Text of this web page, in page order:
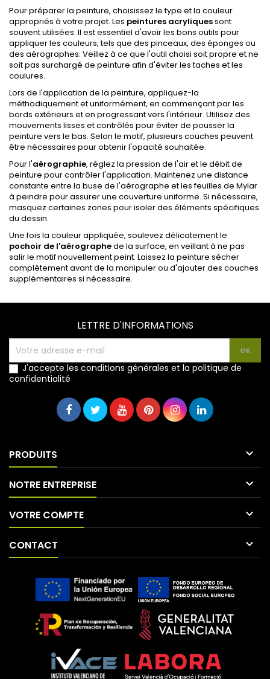
Pour préparer la peinture, choisissez le type et la couleur
appropriés à votre projet. Les peintures acryliquessont
souvent utilisées. Il est essentiel d'avoir les bons outils pour
appliquer les couleurs, tels que des pinceaux, des éponges ou
des aérographes. Veillez à ce que l'outil choisi soit propre et ne
soit pas surchargé de peinture afin d'éviter les taches et les
coulures.
Lors de l'application de la peinture, appliquez-la
méthodiquement et uniformément, en commençant par les
bords extérieurs et en progressant vers l'intérieur. Utilisez des
mouvements lisses et contrôlés pour éviter de pousser la
peinture vers le bas. Selon le motif, plusieurs couches peuvent
être nécessaires pour obtenir l'opacité souhaitée.
Pour l'aérographie, réglez la pression de l'air et le débit de
peinture pour contrôler l'application. Maintenez une distance
constante entre la buse de l'aérographe et les feuilles de Mylar
à peindre pour assurer une couverture uniforme. Si nécessaire,
masquez certaines zones pour isoler des éléments spécifiques
du dessin.
Une fois la couleur appliquée, soulevez délicatement le
pochoir de l'aérographede la surface, en veillant à ne pas
salir le motif nouvellement peint. Laissez la peinture sécher
complètement avant de la manipuler ou d'ajouter des couches
supplémentaires si nécessaire.
LETTRE D'INFORMATIONS
J'accepte les conditions générales et la politique de
confidentialité
PRODUITS 
NOTRE ENTREPRISE 
VOTRE COMPTE 
CONTACT 